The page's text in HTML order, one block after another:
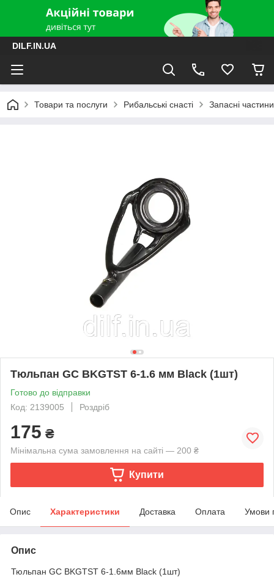
DILF.IN.UA
Товари та послуги Рибальські снасті Запасні
Тюльпан GC BKGTST 6-1.6 мм Black (1шт)
Готово до відправки
Код: 2139005
Роздріб
175 ₴
Мінімальна сума замовлення на сайті — 200 ₴
Купити
Опис Характеристики Доставка Оплата Умови
Опис
Тюльпан GC BKGTST 6-1.6мм Black (1шт)